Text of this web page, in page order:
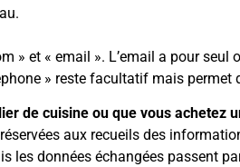
et « email ». L’email a pour
» reste facultatif mais permet
de cuisine ou que vous achetez
aux recueils des
les données échangées passent